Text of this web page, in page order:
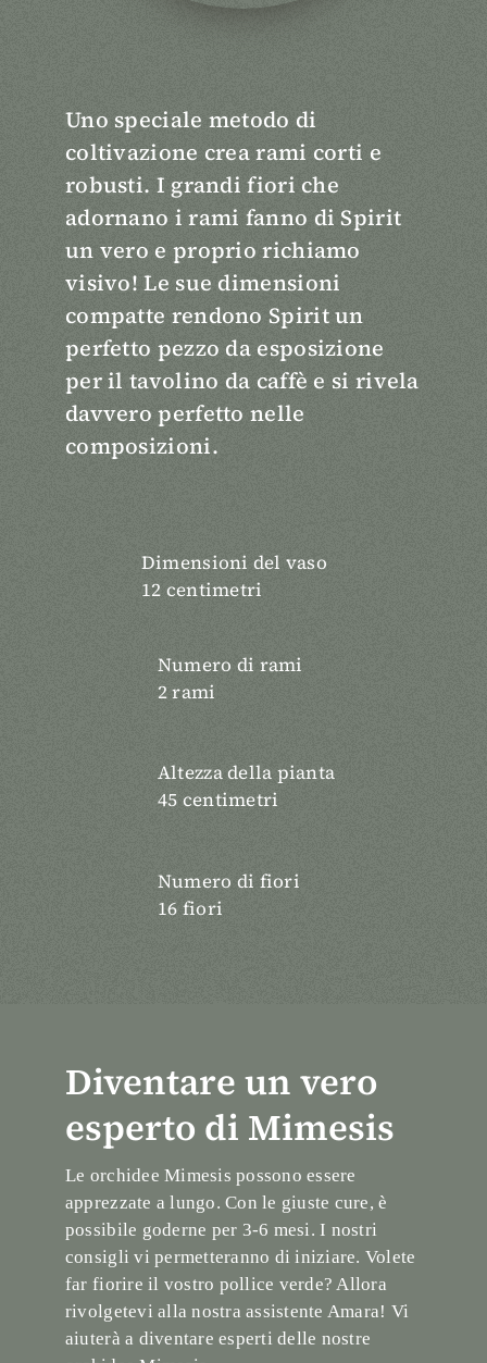
Uno speciale metodo di
coltivazione crea rami corti e
robusti. I grandi fiori che
adornano i rami fanno di Spirit
un vero e proprio richiamo
visivo! Le sue dimensioni
compatte rendono Spirit un
perfetto pezzo da esposizione
per il tavolino da caffè e si rivela
davvero perfetto nelle
composizioni.
Dimensioni del vaso
12 centimetri
Numero di rami
2 rami
Altezza della pianta
45 centimetri
Numero di fiori
16 fiori
Diventare un vero
esperto di Mimesis
Le orchidee Mimesis possono essere
apprezzate a lungo. Con le giuste cure, è
possibile goderne per 3-6 mesi. I nostri
consigli vi permetteranno di iniziare. Volete
far fiorire il vostro pollice verde? Allora
rivolgetevi alla nostra assistente Amara! Vi
aiuterà a diventare esperti delle nostre